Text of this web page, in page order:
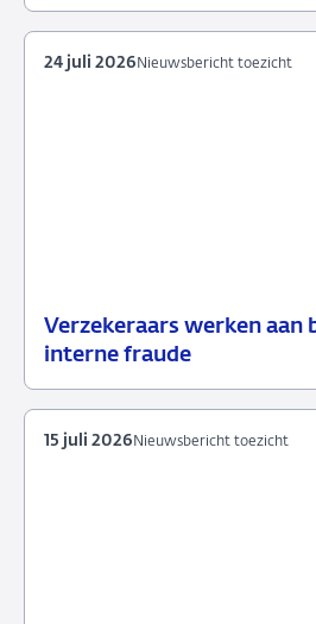
Verzekeraars werken aan
interne fraude
24
Nieuwsbericht
Nieuwsbericht toezicht
24 juli 2026
Nieuwsbericht toezicht
15 juli 2026